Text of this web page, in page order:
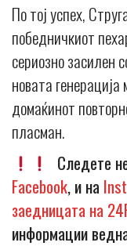
По тој успех,
победничкиот
сериозно засилен
новата
домаќинот
пласман.
Следете
Facebook, и на
заедницата на
информации